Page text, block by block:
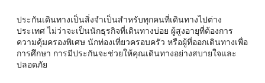
ประกันเดินทางเป็นสิ่งจำเป็นสำหรับทุกคนที่เดินทางไปต่าง
ประเทศ ไม่ว่าจะเป็นนักธุรกิจที่เดินทางบ่อย ผู้สูงอายุที่ต้องการ
ความคุ้มครองพิเศษ นักท่องเที่ยวครอบครัว หรือผู้ที่ออกเดินทางเพื่อ
การศึกษา การมีประกันจะช่วยให้คุณเดินทางอย่างสบายใจและ
ปลอดภัย